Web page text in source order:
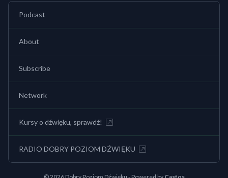
Podcast
About
Subscribe
Network
Kursy o dźwięku, sprawdź!
RADIO DOBRY POZIOM DŹWIĘKU